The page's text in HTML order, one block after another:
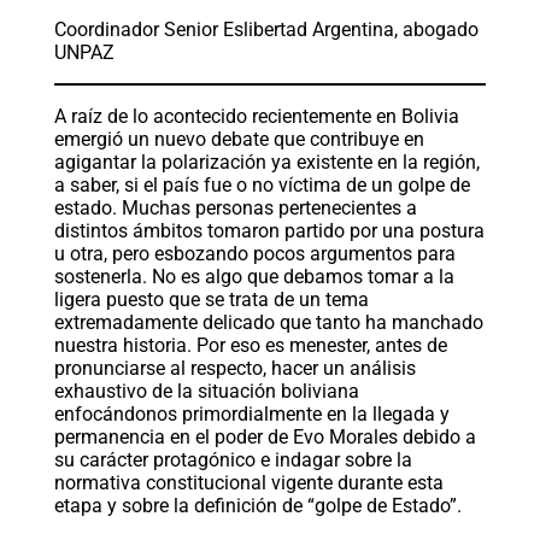
Coordinador Senior Eslibertad Argentina, abogado
UNPAZ
A raíz de lo acontecido recientemente en Bolivia
emergió un nuevo debate que contribuye en
agigantar la polarización ya existente en la región,
a saber, si el país fue o no víctima de un golpe de
estado. Muchas personas pertenecientes a
distintos ámbitos tomaron partido por una postura
u otra, pero esbozando pocos argumentos para
sostenerla. No es algo que debamos tomar a la
ligera puesto que se trata de un tema
extremadamente delicado que tanto ha manchado
nuestra historia. Por eso es menester, antes de
pronunciarse al respecto, hacer un análisis
exhaustivo de la situación boliviana
enfocándonos primordialmente en la llegada y
permanencia en el poder de Evo Morales debido a
su carácter protagónico e indagar sobre la
normativa constitucional vigente durante esta
etapa y sobre la definición de “golpe de Estado”.